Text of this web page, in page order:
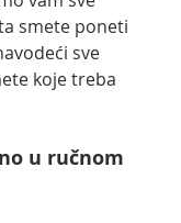
smete poneti
sve
koje treba
u ručnom